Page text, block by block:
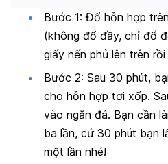
Bước 1: Đổ hỗn hợp
(không đổ đầy, chỉ đổ
giấy nến phủ lên trên
Bước 2: Sau 30 phút,
cho hỗn hợp tơi xốp.
vào ngăn đá. Bạn cần
ba lần, cứ 30 phút bạn
một lần nhé!